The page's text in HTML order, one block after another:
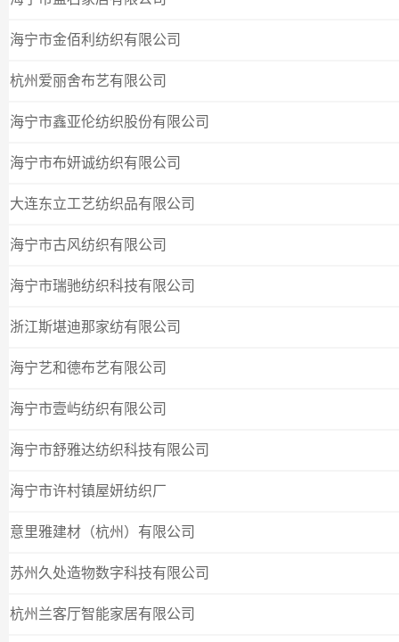
海宁市金佰利纺织有限公司
杭州爱丽舍布艺有限公司
海宁市鑫亚伦纺织股份有限公司
海宁市布妍诚纺织有限公司
大连东立工艺纺织品有限公司
海宁市古风纺织有限公司
海宁市瑞驰纺织科技有限公司
浙江斯堪迪那家纺有限公司
海宁艺和德布艺有限公司
海宁市壹屿纺织有限公司
海宁市舒雅达纺织科技有限公司
海宁市许村镇屋妍纺织厂
意里雅建材（杭州）有限公司
苏州久处造物数字科技有限公司
杭州兰客厅智能家居有限公司